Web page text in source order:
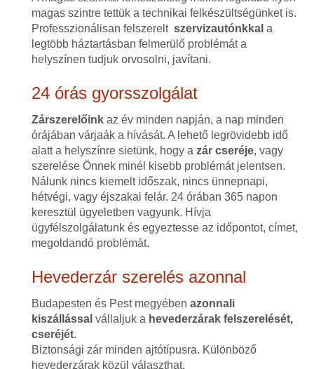
magas szintre tettük a technikai felkészültségünket is.
Professzionálisan felszerelt szervizautónkkal a
legtöbb háztartásban felmerülő problémát a
helyszínen tudjuk orvosolni, javítani.
24 órás gyorsszolgálat
Zárszerelőinkaz év minden napján, a nap minden
órájában várjaák a hívását. A lehető legrövidebb idő
alatt a helyszínre sietünk, hogy a zár cseréje, vagy
szerelése Önnek minél kisebb problémát jelentsen.
Nálunk nincs kiemelt időszak, nincs ünnepnapi,
hétvégi, vagy éjszakai felár. 24 órában 365 napon
keresztül ügyeletben vagyunk. Hívja
ügyfélszolgálatunk és egyeztesse az időpontot, címet,
megoldandó problémát.
Hevederzár szerelés azonnal
Budapesten és Pest megyében azonnali
kiszállással vállaljuk a hevederzárak felszerelését,
cseréjét.
Biztonsági zár minden ajtótípusra. Különböző
hevederzárak közül választhat.